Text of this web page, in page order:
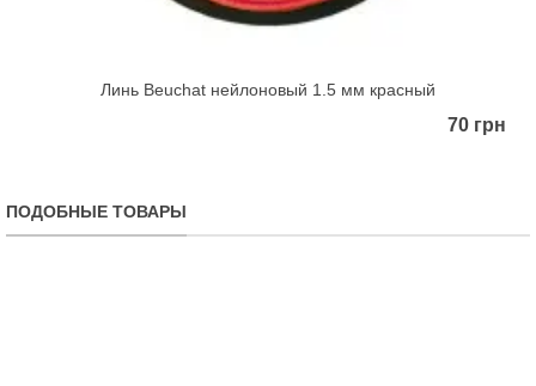
Линь Beuchat нейлоновый 1.5 мм красный
70 грн
ПОДОБНЫЕ ТОВАРЫ